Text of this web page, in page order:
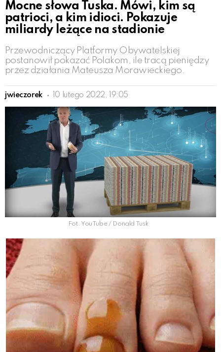
Mocne słowa Tuska. Mówi, kim są
patrioci, a kim idioci. Pokazuje
miliardy leżące na stadionie
Przewodniczący Platformy Obywatelskiej
postanowił pokazać Polakom, ile tracą pieniędzy
przez działania Mateusza Morawieckiego.
jwieczorek 10 lutego 2022, 19:05
Fot. YouTube / Donald Tusk